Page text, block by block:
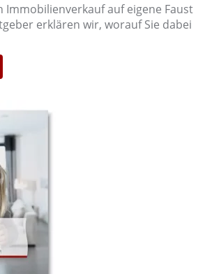
Immobilienverkauf auf eigene Faust
erklären wir, worauf Sie dabei